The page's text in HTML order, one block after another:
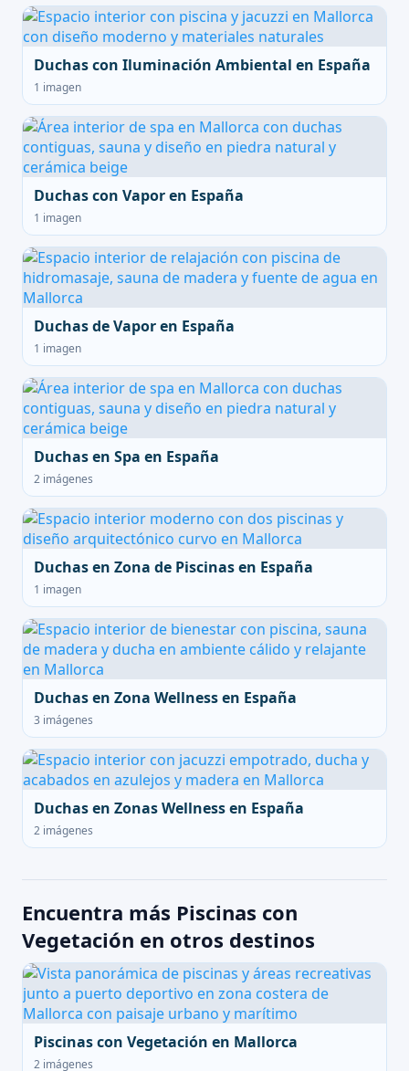
Duchas con Iluminación Ambiental en España
1 imagen
Duchas con Vapor en España
1 imagen
Duchas de Vapor en España
1 imagen
Duchas en Spa en España
2 imágenes
Duchas en Zona de Piscinas en España
1 imagen
Duchas en Zona Wellness en España
3 imágenes
Duchas en Zonas Wellness en España
2 imágenes
Encuentra más Piscinas con
Vegetación en otros destinos
Piscinas con Vegetación en Mallorca
2 imágenes